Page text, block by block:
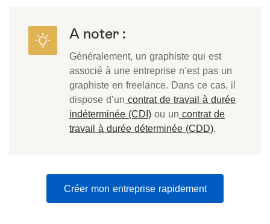
A noter :
Généralement, un graphiste qui est
associé à une entreprise n’est pas un
graphiste en freelance. Dans ce cas, il
dispose d’un contrat de travail à durée
indéterminée (CDI) ou un contrat de
travail à durée déterminée (CDD).
Créer mon entreprise rapidement